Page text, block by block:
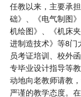
任教以来，主要承
础》、《电气制图
机绘图》、《机床
进制造技术》等8门
员考证培训、校外
专毕业设计指导等
动地向老教师请教
严谨的教学态度。